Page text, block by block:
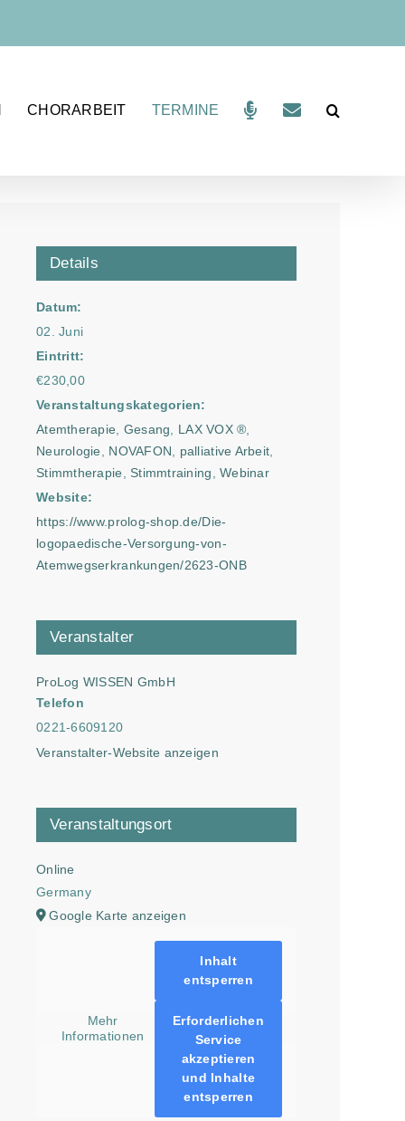
CHORARBEIT TERMINE
Details
Datum:
02. Juni
Eintritt:
€230,00
Veranstaltungskategorien:
Atemtherapie Gesang LAX VOX ®
Neurologie
NOVAFON palliative Arbeit
Stimmtherapie
Stimmtraining ,Webinar
Website:
https://www.prolog-shop.de/Die-
logopaedische-Versorgung-von-
Atemwegserkrankungen/2623-ONB
Veranstalter
ProLog WISSEN GmbH
Telefon
0221-6609120
Veranstalter-Website anzeigen
Veranstaltungsort
Online
Germany
Google Karte anzeigen
Mehr
Informationen
Inhalt
entsperren
Erforderlichen
Service
akzeptieren
und Inhalte
entsperren